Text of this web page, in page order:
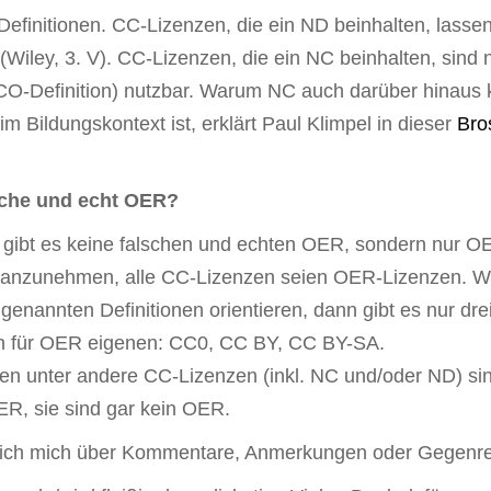
CC-Lizenzen, die ein ND beinhalten,
3. V). CC-Lizenzen, die ein NC beinhalten, sind
Definition) nutzbar. Warum NC auch darüber hinaus
Bildungskontext ist, erklärt Paul Klimpel in dieser
und echt OER?
es keine falschen und echten OER, sondern nur
alle CC-Lizenzen seien OER-Lizenzen.
Definitionen orientieren, dann gibt es nur
für OER eigenen: CC0, CC BY, CC BY-SA.
unter andere CC-Lizenzen (inkl. NC und/oder ND)
sie sind gar kein OER.
mich über Kommentare, Anmerkungen oder